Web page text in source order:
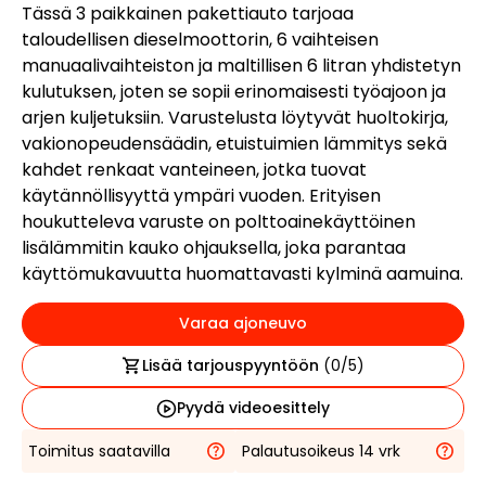
Tässä 3 paikkainen pakettiauto tarjoaa
taloudellisen dieselmoottorin, 6 vaihteisen
manuaalivaihteiston ja maltillisen 6 litran yhdistetyn
kulutuksen, joten se sopii erinomaisesti työajoon ja
arjen kuljetuksiin. Varustelusta löytyvät huoltokirja,
vakionopeudensäädin, etuistuimien lämmitys sekä
kahdet renkaat vanteineen, jotka tuovat
käytännöllisyyttä ympäri vuoden. Erityisen
houkutteleva varuste on polttoainekäyttöinen
lisälämmitin kauko ohjauksella, joka parantaa
käyttömukavuutta huomattavasti kylminä aamuina.
Varaa ajoneuvo
Lisää tarjouspyyntöön (0/5)
Pyydä videoesittely
Toimitus saatavilla
Palautusoikeus 14 vrk